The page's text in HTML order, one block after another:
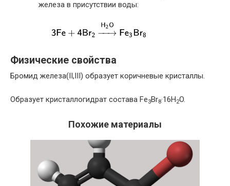
железа в присутствии воды:
Физические свойства
Бромид железа(II,III) образует коричневые кристаллы.
Образует кристаллогидрат состава Fe3Br8·16H2O.
Похожие материалы